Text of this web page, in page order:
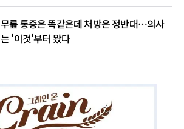
무릎 통증은 똑같은데 처방은 정반대…의사
는 '이것'부터 봤다